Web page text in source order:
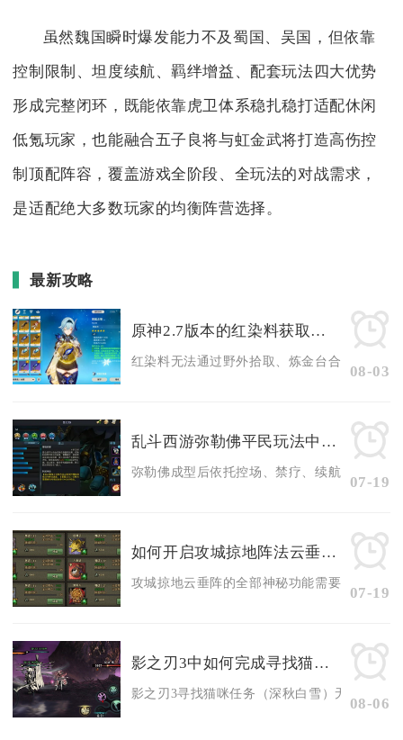
虽然魏国瞬时爆发能力不及蜀国、吴国，但依靠
控制限制、坦度续航、羁绊增益、配套玩法四大优势
形成完整闭环，既能依靠虎卫体系稳扎稳打适配休闲
低氪玩家，也能融合五子良将与虹金武将打造高伤控
制顶配阵容，覆盖游戏全阶段、全玩法的对战需求，
是适配绝大多数玩家的均衡阵营选择。
最新攻略
原神2.7版本的红染料获取方法有什么特殊要求
红染料无法通过野外拾取、炼金台合成、商店
08-03
乱斗西游弥勒佛平民玩法中隐藏了哪些赚取稀有资源的方法
弥勒佛成型后依托控场、禁疗、续航机制，能
07-19
如何开启攻城掠地阵法云垂阵的神秘功能
攻城掠地云垂阵的全部神秘功能需要完成前置
07-19
影之刃3中如何完成寻找猫咪的任务
影之刃3寻找猫咪任务（深秋白雪）无法直接
08-06